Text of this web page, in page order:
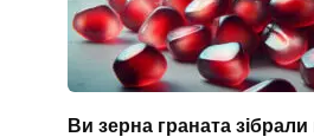
Ви зерна граната